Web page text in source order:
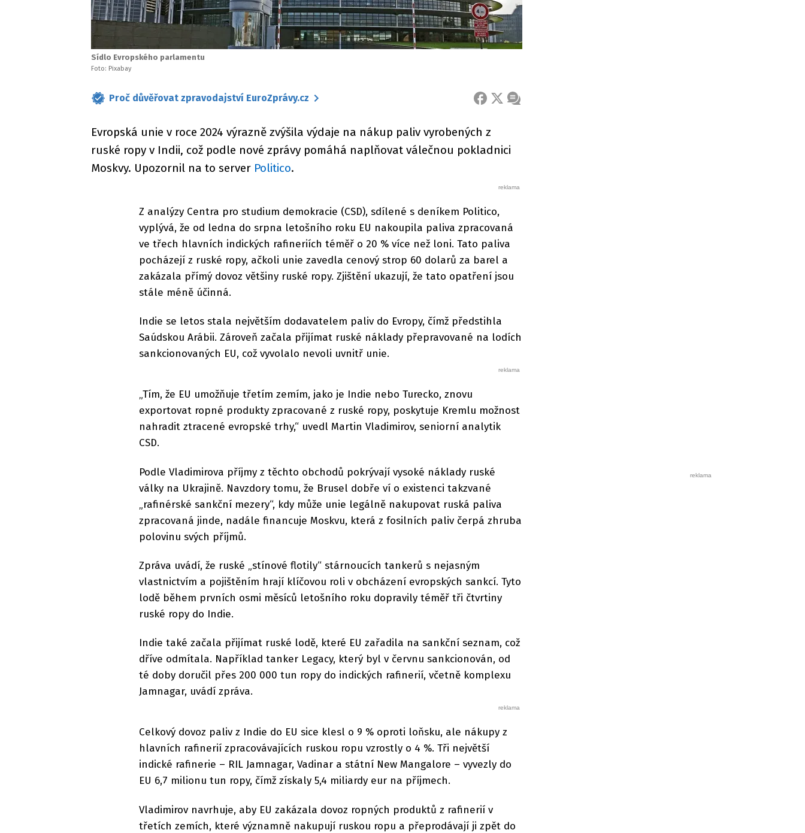
Sídlo Evropského parlamentu
Foto: Pixabay
Proč důvěřovat zpravodajství EuroZprávy.cz FACEBOOK
X ZPRÁVA
Evropská unie v roce 2024 výrazně zvýšila výdaje na nákup paliv vyrobených z
ruské ropy v Indii, což podle nové zprávy pomáhá naplňovat válečnou pokladnici
Moskvy. Upozornil na to server Politico.
Z analýzy Centra pro studium demokracie (CSD), sdílené s deníkem Politico,
vyplývá, že od ledna do srpna letošního roku EU nakoupila paliva zpracovaná
ve třech hlavních indických rafineriích téměř o 20 % více než loni. Tato paliva
pocházejí z ruské ropy, ačkoli unie zavedla cenový strop 60 dolarů za barel a
zakázala přímý dovoz většiny ruské ropy. Zjištění ukazují, že tato opatření jsou
stále méně účinná.
Indie se letos stala největším dodavatelem paliv do Evropy, čímž předstihla
Saúdskou Arábii. Zároveň začala přijímat ruské náklady přepravované na lodích
sankcionovaných EU, což vyvolalo nevoli uvnitř unie.
„Tím, že EU umožňuje třetím zemím, jako je Indie nebo Turecko, znovu
exportovat ropné produkty zpracované z ruské ropy, poskytuje Kremlu možnost
nahradit ztracené evropské trhy,“ uvedl Martin Vladimirov, seniorní analytik
CSD.
Podle Vladimirova příjmy z těchto obchodů pokrývají vysoké náklady ruské
války na Ukrajině. Navzdory tomu, že Brusel dobře ví o existenci takzvané
„rafinérské sankční mezery“, kdy může unie legálně nakupovat ruská paliva
zpracovaná jinde, nadále financuje Moskvu, která z fosilních paliv čerpá zhruba
polovinu svých příjmů.
Zpráva uvádí, že ruské „stínové flotily“ stárnoucích tankerů s nejasným
vlastnictvím a pojištěním hrají klíčovou roli v obcházení evropských sankcí. Tyto
lodě během prvních osmi měsíců letošního roku dopravily téměř tři čtvrtiny
ruské ropy do Indie.
Indie také začala přijímat ruské lodě, které EU zařadila na sankční seznam, což
dříve odmítala. Například tanker Legacy, který byl v červnu sankcionován, od
té doby doručil přes 200 000 tun ropy do indických rafinerií, včetně komplexu
Jamnagar, uvádí zpráva.
Celkový dovoz paliv z Indie do EU sice klesl o 9 % oproti loňsku, ale nákupy z
hlavních rafinerií zpracovávajících ruskou ropu vzrostly o 4 %. Tři největší
indické rafinerie – RIL Jamnagar, Vadinar a státní New Mangalore – vyvezly do
EU 6,7 milionu tun ropy, čímž získaly 5,4 miliardy eur na příjmech.
Vladimirov navrhuje, aby EU zakázala dovoz ropných produktů z rafinerií v
třetích zemích, které významně nakupují ruskou ropu a přeprodávají ji zpět do